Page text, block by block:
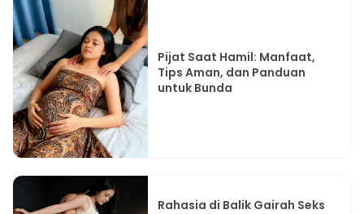
Pijat Saat Hamil: Manfaat,
Tips Aman, dan Panduan
untuk Bunda
Rahasia di Balik Gairah Seks